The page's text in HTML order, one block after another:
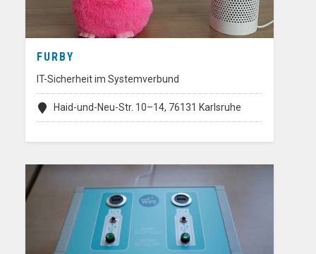
FURBY
IT-Sicherheit im Systemverbund
Haid-und-Neu-Str. 10–14, 76131 Karlsruhe